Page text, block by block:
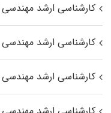
کارشناسی ارشد مهندسی
کارشناسی ارشد
کارشناسی ارشد